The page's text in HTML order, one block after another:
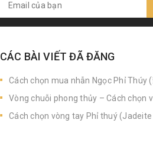
CÁC BÀI VIẾT ĐÃ ĐĂNG
Cách chọn mua nhẫn Ngọc Phỉ Thúy (
Vòng chuỗi phong thủy – Cách chọn
Cách chọn vòng tay Phỉ thuý